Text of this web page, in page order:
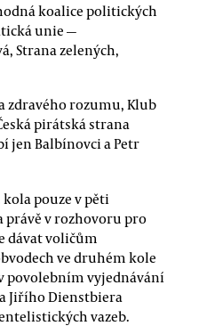
koalice politických
unie —
Strana zelených,
zdravého rozumu, Klub
pirátská strana
jen Balbínovci a Petr
kola pouze v pěti
právě v rozhovoru pro
dávat voličům
ve druhém kole
povolebním vyjednávání
Jiřího Dienstbiera
vazeb.